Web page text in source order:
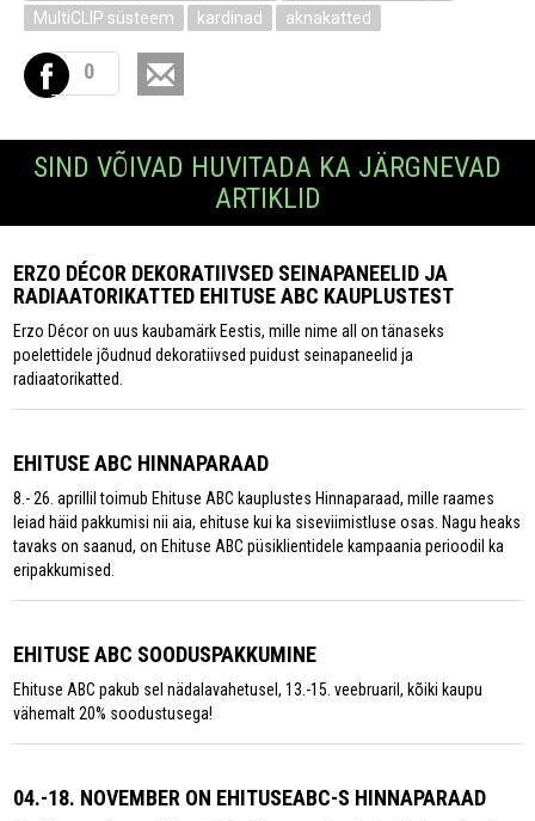
MultiCLIP süsteem
kardinad aknakatted
0
SIND VÕIVAD HUVITADA KA JÄRGNEVAD
ARTIKLID
ERZO DÉCOR DEKORATIIVSED SEINAPANEELID JA
RADIAATORIKATTED EHITUSE ABC KAUPLUSTEST
Erzo Décor on uus kaubamärk Eestis, mille nime all on tänaseks
poelettidele jõudnud dekoratiivsed puidust seinapaneelid ja
radiaatorikatted.
EHITUSE ABC HINNAPARAAD
8.- 26. aprillil toimub Ehituse ABC kauplustes Hinnaparaad, mille raames
leiad häid pakkumisi nii aia, ehituse kui ka siseviimistluse osas. Nagu heaks
tavaks on saanud, on Ehituse ABC püsiklientidele kampaania perioodil ka
eripakkumised.
EHITUSE ABC SOODUSPAKKUMINE
Ehituse ABC pakub sel nädalavahetusel, 13.-15. veebruaril, kõiki kaupu
vähemalt 20% soodustusega!
04.-18. NOVEMBER ON EHITUSEABC-S HINNAPARAAD